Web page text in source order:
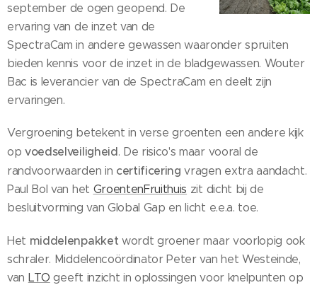
september de ogen geopend. De
ervaring van de inzet van de
SpectraCam in andere gewassen waaronder spruiten
bieden kennis voor de inzet in de bladgewassen. Wouter
Bac is leverancier van de SpectraCam en deelt zijn
ervaringen.
Vergroening betekent in verse groenten een andere kijk
opvoedselveiligheid. De risico's maar vooral de
randvoorwaarden in certificering vragen extra aandacht.
Paul Bol van het GroentenFruithuis zit dicht bij de
besluitvorming van Global Gap en licht e.e.a. toe.
Het middelenpakket wordt groener maar voorlopig ook
schraler. Middelencoördinator Peter van het Westeinde,
van LTO geeft inzicht in oplossingen voor knelpunten op